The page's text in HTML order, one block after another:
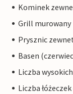
Kominek
Grill murowany
Prysznic
Basen
Liczba
Liczba